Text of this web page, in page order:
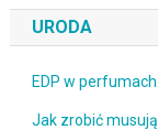
URODA
EDP w
Jak zrobić